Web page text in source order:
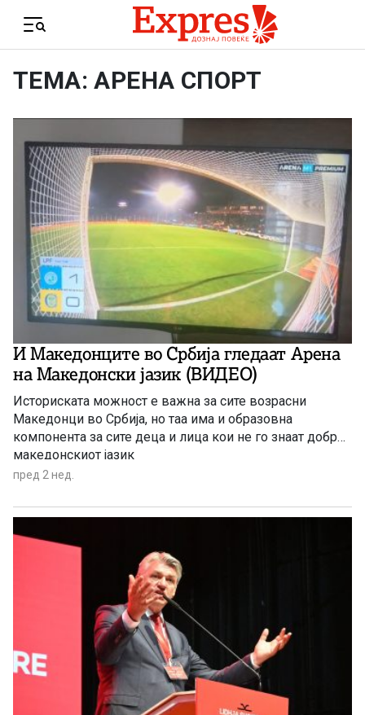
Menu
ТЕМА: АРЕНА СПОРТ
И Македонците во Србија гледаат Арена
на Македонски јазик (ВИДЕО)
Историската можност е важна за сите возрасни
Македонци во Србија, но таа има и образовна
компонента за сите деца и лица кои не го знаат добро
македонскиот јазик
пред 2 нед.